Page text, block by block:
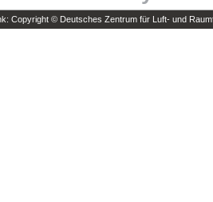
Copyright © Deutsches Zentrum für Luft- und